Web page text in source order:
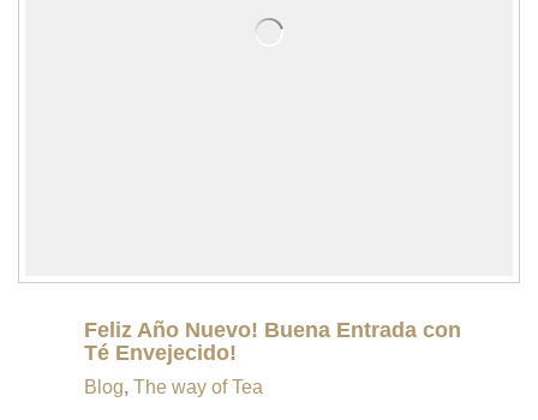
Feliz Año Nuevo! Buena Entrada con
Té Envejecido!
Blog, The way of Tea